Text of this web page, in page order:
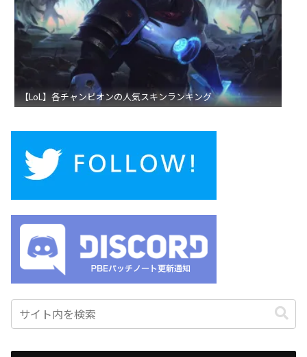
【LoL】各チャンピオンの人気スキンランキング